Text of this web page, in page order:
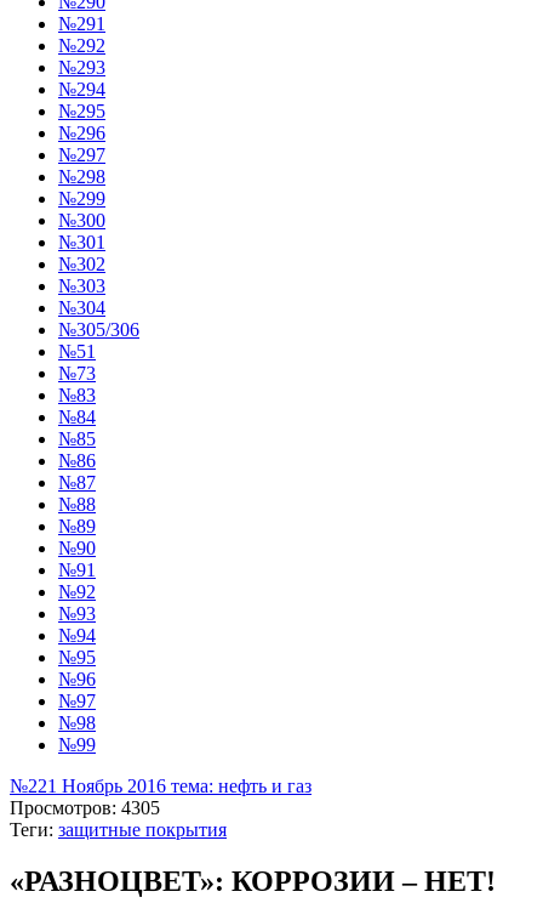
№291
№292
№293
№294
№295
№296
№297
№298
№299
№300
№301
№302
№303
№304
№305/306
№51
№73
№83
№84
№85
№86
№87
№88
№89
№90
№91
№92
№93
№94
№95
№96
№97
№98
№99
№221 Ноябрь 2016 тема: нефть и газ
Просмотров: 4305
Теги: защитные покрытия
«РАЗНОЦВЕТ»: КОРРОЗИИ – НЕТ!